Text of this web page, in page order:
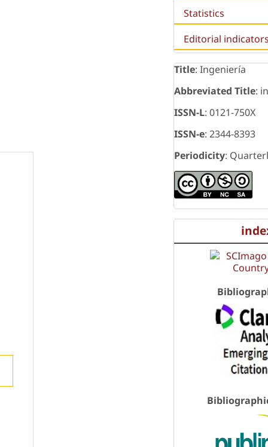
Statistics
Editorial
Title: Ingeniería
Abbreviated Title:
ISSN-L: 0121-750X
ISSN-e: 2344-8393
Periodicity: